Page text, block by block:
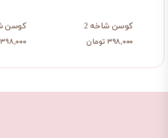
شال مبل ترکه مینیمال خطی